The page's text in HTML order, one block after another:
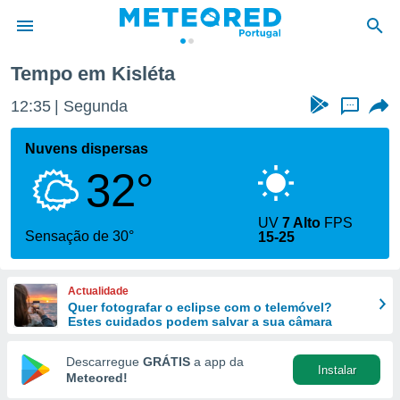
da
foi
fornecidas
a este
das
e
forma
digital
Tempo em Kisléta
12:35 Segunda ...
Nuvens dispersas
32°
Sensação de 30°
UV7 Alto FPS
15-25
Actualidade
Quer fotografar o eclipse com o telemóvel?
Estes cuidados podem salvar a sua câmara
Descarregue GRÁTIS a app da
Meteored!
Instalar